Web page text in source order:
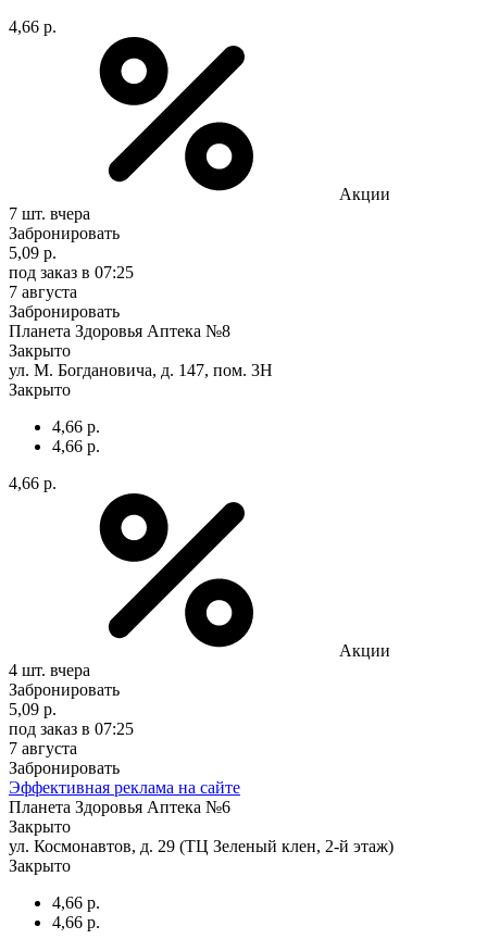
4,66 р.
Акции
7 шт. вчера
Забронировать
5,09 р.
под заказ в 07:25
7 августа
Забронировать
Планета Здоровья Аптека №8
Закрыто
ул. М. Богдановича, д. 147, пом. 3Н
Закрыто
4,66 р.
4,66 р.
4,66 р.
Акции
4 шт. вчера
Забронировать
5,09 р.
под заказ в 07:25
7 августа
Забронировать
Эффективная реклама на сайте
Планета Здоровья Аптека №6
Закрыто
ул. Космонавтов, д. 29 (ТЦ Зеленый клен, 2-й этаж)
Закрыто
4,66 р.
4,66 р.